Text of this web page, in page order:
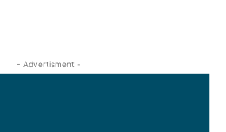
- Advertisment -